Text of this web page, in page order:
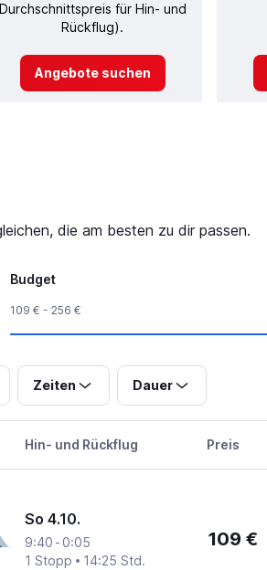
Durchschnittspreis für Hin- und
Rückflug).
Angebote suchen
die am besten zu dir passen.
Budget
109 € - 256 €
Zeiten Dauer
Hin- und Rückflug Preis
So 4.10.
9:40 - 0:05
1 Stopp
14:25 Std.
109 €